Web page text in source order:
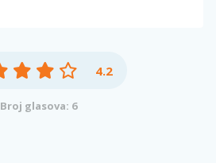
4.2
Broj glasova: 6